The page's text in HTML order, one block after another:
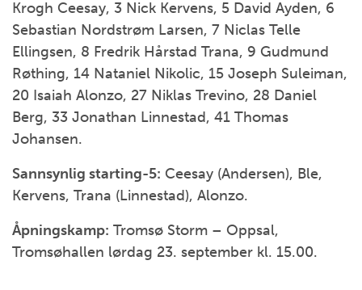
Krogh Ceesay, 3 Nick Kervens, 5 David Ayden, 6
Sebastian Nordstrøm Larsen, 7 Niclas Telle
Ellingsen, 8 Fredrik Hårstad Trana, 9 Gudmund
Røthing, 14 Nataniel Nikolic, 15 Joseph Suleiman,
20 Isaiah Alonzo, 27 Niklas Trevino, 28 Daniel
Berg, 33 Jonathan Linnestad, 41 Thomas
Johansen.
Sannsynlig starting-5: Ceesay (Andersen), Ble,
Kervens, Trana (Linnestad), Alonzo.
Åpningskamp: Tromsø Storm – Oppsal,
Tromsøhallen lørdag 23. september kl. 15.00.